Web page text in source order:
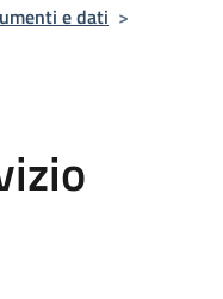
e dati >